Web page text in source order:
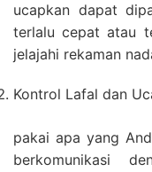
ucapkan dapat
terlalu cepat atau
jelajahi rekaman
Kontrol Lafal dan
pakai apa yang
berkomunikasi